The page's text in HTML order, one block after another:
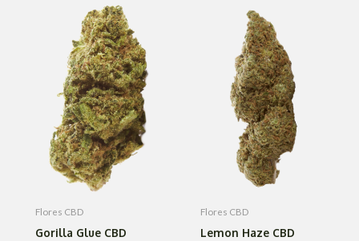
Flores CBD
Gorilla Glue CBD
Flores CBD
Lemon Haze CBD